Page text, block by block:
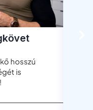
hosszú
is